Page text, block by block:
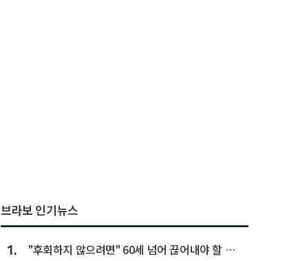
브라보 인기뉴스
1.
"후회하지 않으려면" 60세 넘어 끊어내야 할 사